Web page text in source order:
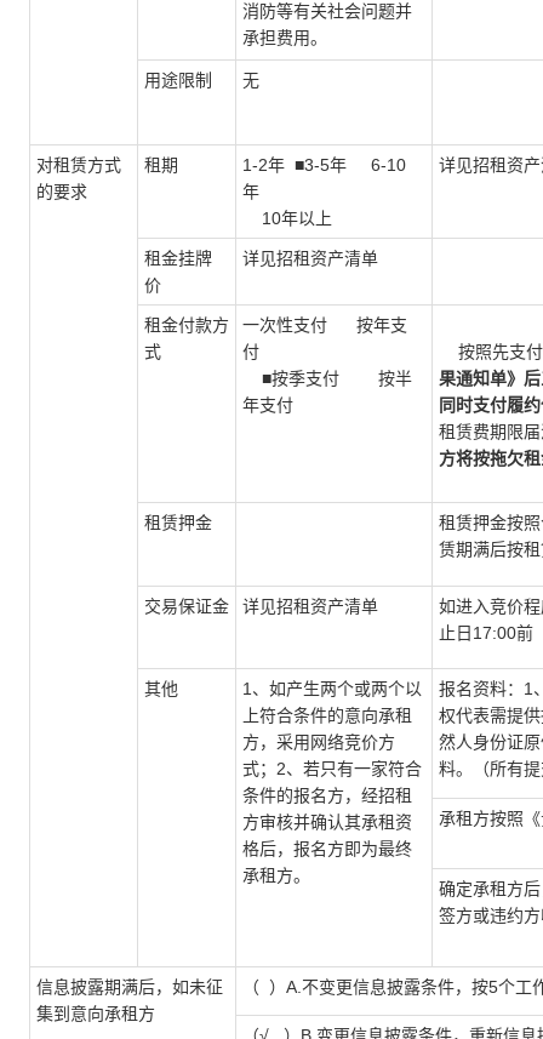
消防等有关社会问题并
承担费用。
用途限制 无
对租赁方式
的要求
租期
1-2年 ■3-5年 6-10
年
10年以上
详见招租资
租金挂牌
价
详见招租资产清单
租金付款方
式
一次性支付 按年支
付
■按季支付 按半
年支付
按照先支付
果通知单》
同时支付履
租赁费期限
方将按拖欠
租赁押金
租赁押金按
赁期满后按
交易保证金 详见招租资产清单
如进入竞价
止日17:00前
其他
1、如产生两个或两个以
上符合条件的意向承租
方，采用网络竞价方
式；2、若只有一家符合
条件的报名方，经招租
方审核并确认其承租资
格后，报名方即为最终
承租方。
报名资料：1
权代表需提
然人身份证
料。（所有
承租方按照
确定承租方
签方或违约
信息披露期满后，如未征
集到意向承租方
（ ）A.不变更信息披露条件，按5个